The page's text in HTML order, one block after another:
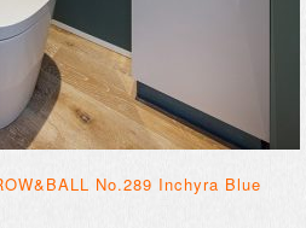
No.289 Inchyra Blue